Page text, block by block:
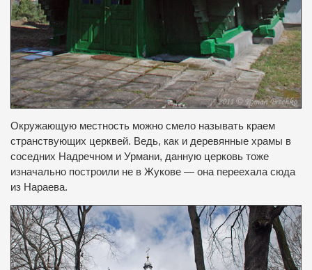
Окружающую местность можно смело называть краем
странствующих церквей. Ведь, как и деревянные храмы в
соседних Надречном и Урмани, данную церковь тоже
изначально построили не в Жукове — она ​​переехала сюда
из Нараева.